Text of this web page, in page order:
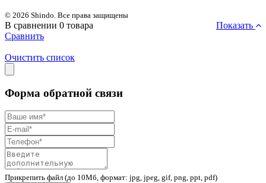
© 2026 Shindo. Все права защищены
В сравнении 0 товара
Показать
Сравнить
Очистить список
Форма обратной связи
Прикрепить файл (до 10Мб, формат: jpg, jpeg, gif, png, ppt, pdf)